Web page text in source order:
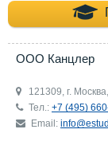
ООО Канцлер
121309, г.
Тел.: +7 (495)
Email: